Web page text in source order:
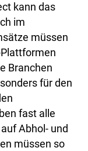
kann das
im
müssen
Branchen
für den
fast alle
Abhol- und
müssen so